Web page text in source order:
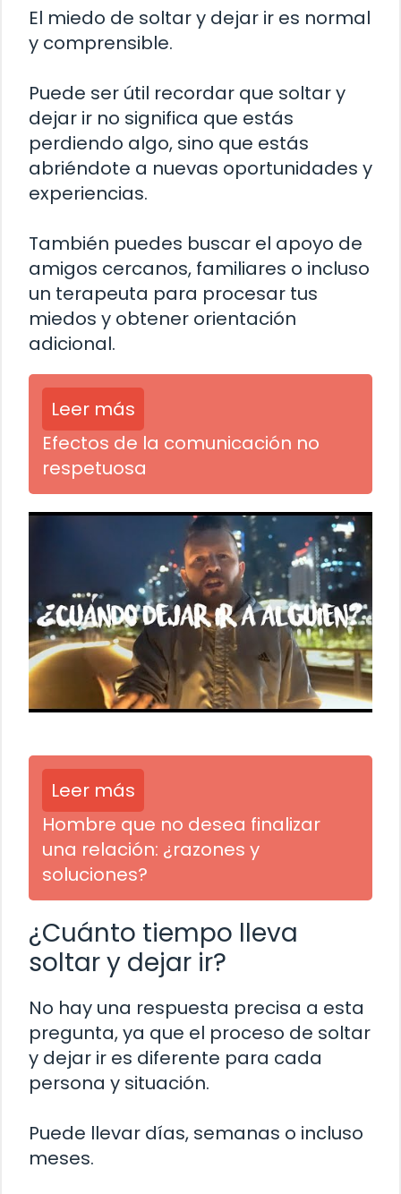
El miedo de soltar y dejar ir es normal
y comprensible.
Puede ser útil recordar que soltar y
dejar ir no significa que estás
perdiendo algo, sino que estás
abriéndote a nuevas oportunidades y
experiencias.
También puedes buscar el apoyo de
amigos cercanos, familiares o incluso
un terapeuta para procesar tus
miedos y obtener orientación
adicional.
Leer más
Efectos de la comunicación no
respetuosa
Leer más
Hombre que no desea finalizar
una relación: ¿razones y
soluciones?
¿Cuánto tiempo lleva
soltar y dejar ir?
No hay una respuesta precisa a esta
pregunta, ya que el proceso de soltar
y dejar ir es diferente para cada
persona y situación.
Puede llevar días, semanas o incluso
meses.